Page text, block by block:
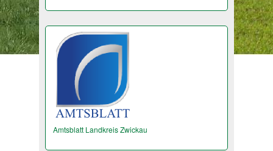
Amtsblatt Landkreis Zwickau